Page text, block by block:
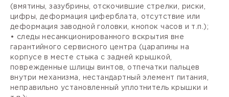
(вмятины, зазубрины, отскочившие стрелки, риски,
цифры, деформация циферблата, отсутствие или
деформация заводной головки, кнопок часов и т.п.);
• следы несанкционированного вскрытия вне
гарантийного сервисного центра (царапины на
корпусе в месте стыка с задней крышкой,
поврежденные шлицы винтов, отпечатки пальцев
внутри механизма, нестандартный элемент питания,
неправильно установленный уплотнитель крышки и